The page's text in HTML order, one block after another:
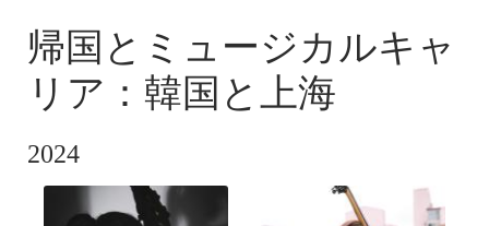
帰国とミュージカルキャ
リア：韓国と上海
2024